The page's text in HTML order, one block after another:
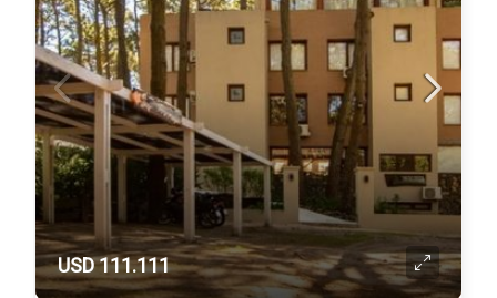
USD 111.111